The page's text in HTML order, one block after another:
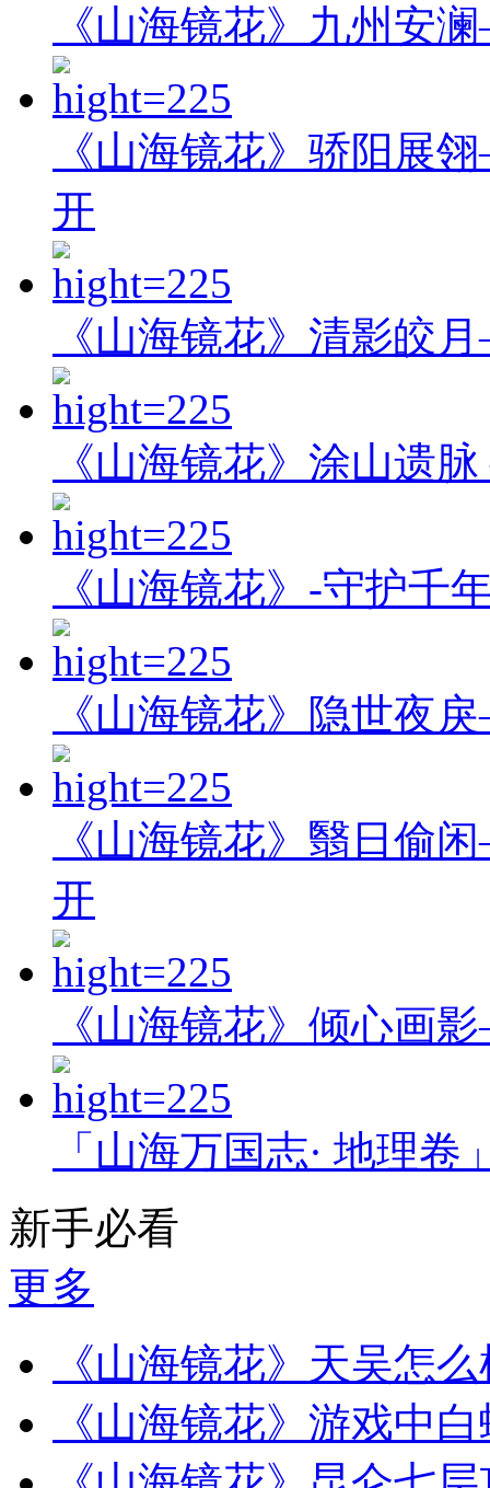
《山海镜花》九州安
《山海镜花》骄阳展
开
《山海镜花》清影皎
《山海镜花》涂山遗
《山海镜花》-守护千
《山海镜花》隐世夜
《山海镜花》翳日偷
开
《山海镜花》倾心画
「山海万国志· 地理
新手必看
更多
《山海镜花》天吴怎
《山海镜花》游戏中